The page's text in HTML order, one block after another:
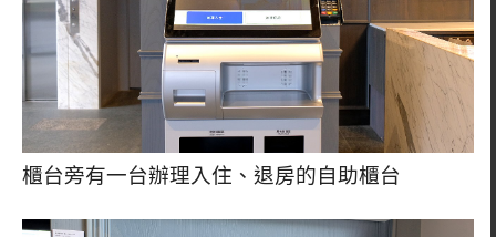
櫃台旁有一台辦理入住、退房的自助櫃台